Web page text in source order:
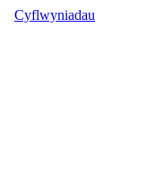
Cyflwyniadau